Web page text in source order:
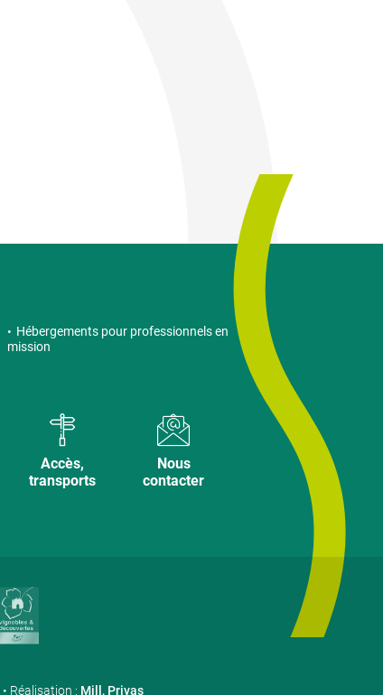
Hébergements pour professionnels en
mission
Accès,
transports
Nous
contacter
• Réalisation : Mill, Privas